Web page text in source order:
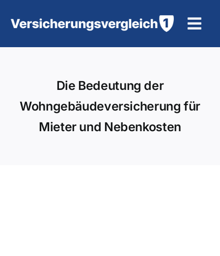
Inhalt
KFZ-VersicherungDie Bedeutung der
Wohngebäudeversicherung für
Mieter und Nebenkosten